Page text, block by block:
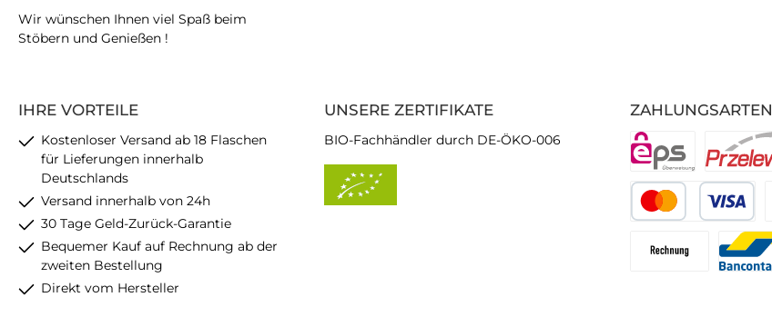
IHRE VORTEILE
Kostenloser Versand ab 18 Flaschen
für Lieferungen innerhalb
Deutschlands
Versand innerhalb von 24h
30 Tage Geld-Zurück-Garantie
Bequemer Kauf auf Rechnung ab der
zweiten Bestellung
Direkt vom Hersteller
ZAHLUNGSARTEN
Wir wünschen Ihnen viel Spaß beim
Stöbern und Genießen !
UNSERE ZERTIFIKATE
BIO-Fachhändler durch DE-ÖKO-006